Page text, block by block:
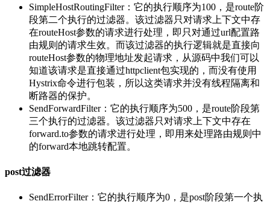
SimpleHostRoutingFilter：它的执行顺序为100，是route阶
段第二个执行的过滤器。该过滤器只对请求上下文中存
在routeHost参数的请求进行处理，即只对通过url配置路
由规则的请求生效。而该过滤器的执行逻辑就是直接向
routeHost参数的物理地址发起请求，从源码中我们可以
知道该请求是直接通过httpclient包实现的，而没有使用
Hystrix命令进行包装，所以这类请求并没有线程隔离和
断路器的保护。
SendForwardFilter：它的执行顺序为500，是route阶段第
三个执行的过滤器。该过滤器只对请求上下文中存在
forward.to参数的请求进行处理，即用来处理路由规则中
的forward本地跳转配置。
post过滤器
SendErrorFilter：它的执行顺序为0，是post阶段第一个执